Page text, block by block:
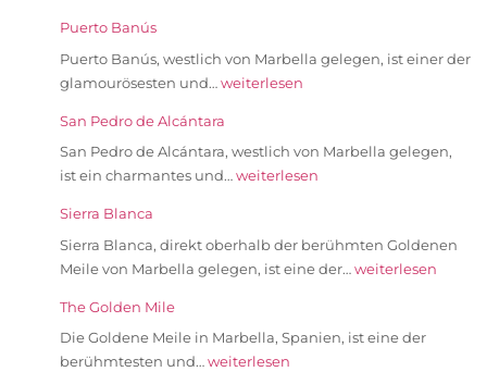
Puerto Banús
Puerto Banús, westlich von Marbella gelegen, ist einer der
glamourösesten und… weiterlesen
San Pedro de Alcántara
San Pedro de Alcántara, westlich von Marbella gelegen,
ist ein charmantes und…weiterlesen
Sierra Blanca
Sierra Blanca, direkt oberhalb der berühmten Goldenen
Meile von Marbella gelegen, ist eine der… weiterlesen
The Golden Mile
Die Goldene Meile in Marbella, Spanien, ist eine der
berühmtesten und…weiterlesen